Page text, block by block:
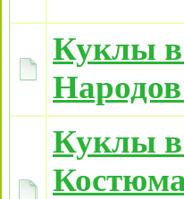
Куклы
Куклы